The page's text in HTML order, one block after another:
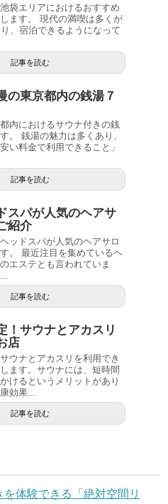
袋エリアにおけるおすすめ
ます。 現代の満喫は多くが
、宿泊できるようになって
記事を読む
の東京都内の銭湯７
内におけるサウナ付きの銭
。 銭湯の魅力は多くあり、
い料金で利用できること」
記事を読む
スパが人気のヘアサ
紹介
ッドスパが人気のヘアサロ
。 最近注目を集めているヘ
エステとも言われていま
記事を読む
！サウナとアカスリ
店
ウナとアカスリを利用でき
ます。サウナには、短時間
けるというメリットがあり
効果...
記事を読む
体験できる「絶対空間リ